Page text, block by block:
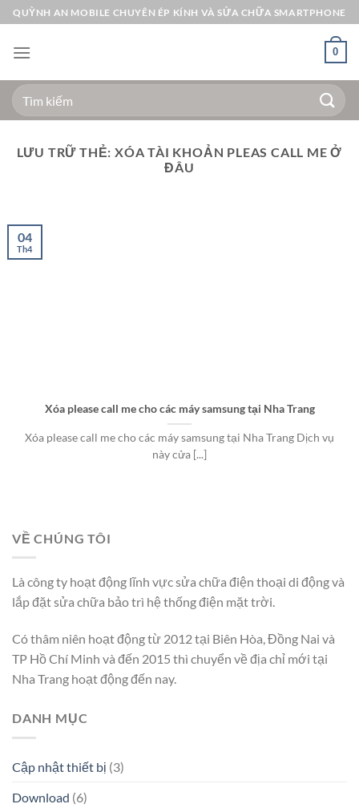
Bỏ
qua
nội
QUỲNH AN MOBILE CHUYÊN ÉP KÍNH VÀ SỬA CHỮA SMARTPHONE
0
Tìm
kiếm:
LƯU TRỮ THẺ:XÓA TÀI KHOẢN PLEAS CALL ME Ở
ĐÂU
Xóa please call me cho các máy samsung tại Nha Trang
Xóa please call me cho các máy samsung tại Nha Trang Dịch vụ
này cửa [...]
04
Th4
VỀ CHÚNG TÔI
Là công ty hoạt động lĩnh vực sửa chữa điện thoại di động và
lắp đặt sửa chữa bảo trì hệ thống điện mặt trời.
Có thâm niên hoạt động từ 2012 tại Biên Hòa, Đồng Nai và
TP Hồ Chí Minh và đến 2015 thì chuyển về địa chỉ mới tại
Nha Trang hoạt động đến nay.
DANH MỤC
Cập nhật thiết bị (3)
Download (6)